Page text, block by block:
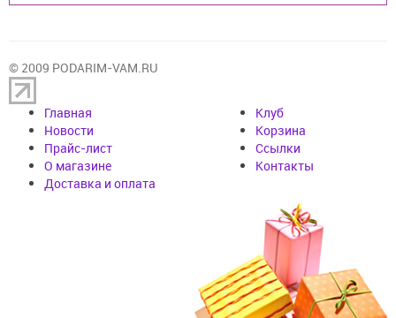
© 2009 PODARIM-VAM.RU
Главная
Новости
Прайс-лист
О магазине
Доставка и оплата
Клуб
Корзина
Cсылки
Контакты